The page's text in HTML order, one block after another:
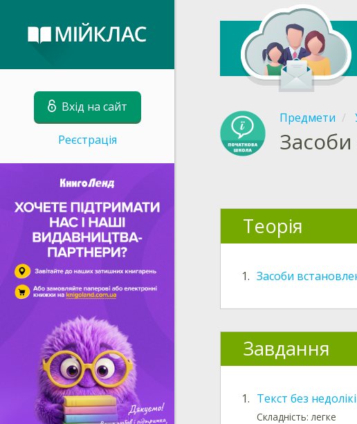
Вхід на сайт
Реєстрація
Предмети
Засоби
Теорія
1. Засоби
Завдання
1. Текст без
Складність: легке